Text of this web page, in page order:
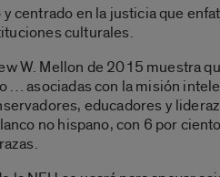
centrado en la justicia que
culturales.
W. Mellon de 2015 muestra
… asociadas con la misión
educadores y
no hispano, con 6 por